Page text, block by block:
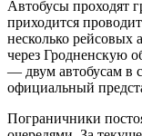
Автобусы проходят
приходится
несколько рейсовых
через Гродненскую
— двум автобусам в
официальный
Пограничники